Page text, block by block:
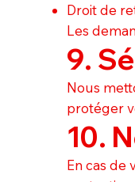
Droit de
Les
9.
Nous
protéger
10.
En cas de